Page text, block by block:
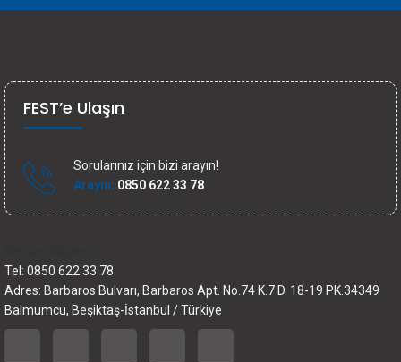
FEST’e Ulaşın
Sorularınız için bizi arayın!
Arayın: 0850 622 33 78
Tel: 0850 622 33 78
Adres: Barbaros Bulvarı, Barbaros Apt. No.74 K.7 D. 18-19 PK.34349
Balmumcu, Beşiktaş-İstanbul / Türkiye